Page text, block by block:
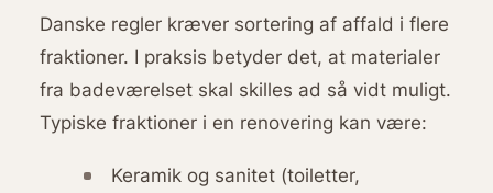
Danske regler kræver sortering af affald i flere
fraktioner. I praksis betyder det, at materialer
fra badeværelset skal skilles ad så vidt muligt.
Typiske fraktioner i en renovering kan være:
Keramik og sanitet (toiletter,